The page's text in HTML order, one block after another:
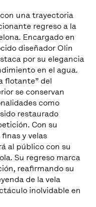
una trayectoria
regreso a la
Encargado en
diseñador Olin
por su elegancia
en el agua.
flotante” del
se conservan
como
restaurado
Con su
y velas
al público con su
Su regreso marca
reafirmando su
de la vela
inolvidable en